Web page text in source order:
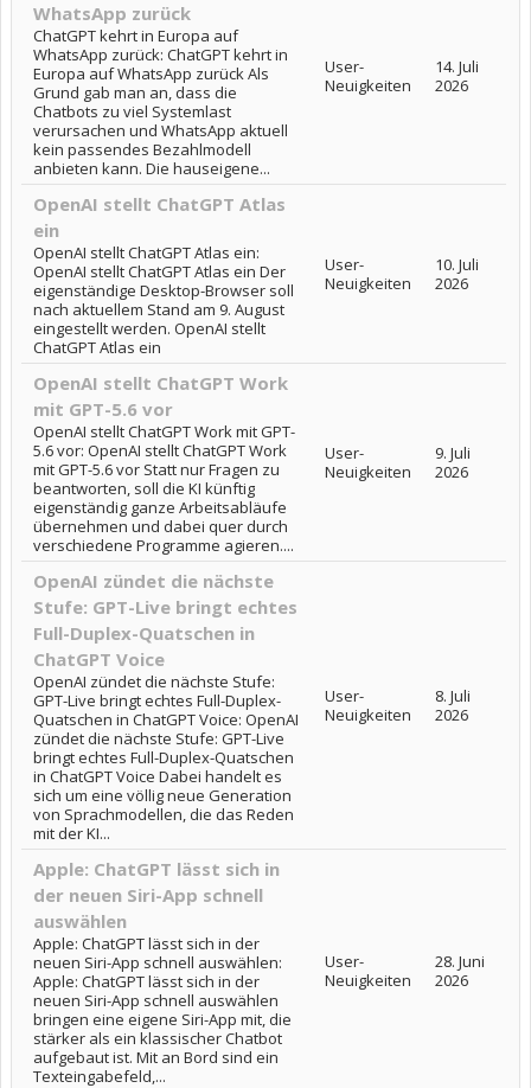
WhatsApp zurück
ChatGPT kehrt in Europa auf
WhatsApp zurück: ChatGPT kehrt in
Europa auf WhatsApp zurück Als
Grund gab man an, dass die
Chatbots zu viel Systemlast
verursachen und WhatsApp aktuell
kein passendes Bezahlmodell
anbieten kann. Die hauseigene...
User-
Neuigkeiten
14. Juli
2026
OpenAI stellt ChatGPT Atlas
ein
OpenAI stellt ChatGPT Atlas ein:
OpenAI stellt ChatGPT Atlas ein Der
eigenständige Desktop-Browser soll
nach aktuellem Stand am 9. August
eingestellt werden. OpenAI stellt
ChatGPT Atlas ein
User-
Neuigkeiten
10. Juli
2026
OpenAI stellt ChatGPT Work
mit GPT-5.6 vor
OpenAI stellt ChatGPT Work mit GPT-
5.6 vor: OpenAI stellt ChatGPT Work
mit GPT-5.6 vor Statt nur Fragen zu
beantworten, soll die KI künftig
eigenständig ganze Arbeitsabläufe
übernehmen und dabei quer durch
verschiedene Programme agieren....
User-
Neuigkeiten
9. Juli
2026
OpenAI zündet die nächste
Stufe: GPT-Live bringt echtes
Full-Duplex-Quatschen in
ChatGPT Voice
OpenAI zündet die nächste Stufe:
GPT-Live bringt echtes Full-Duplex-
Quatschen in ChatGPT Voice: OpenAI
zündet die nächste Stufe: GPT-Live
bringt echtes Full-Duplex-Quatschen
in ChatGPT Voice Dabei handelt es
sich um eine völlig neue Generation
von Sprachmodellen, die das Reden
mit der KI...
User-
Neuigkeiten
8. Juli
2026
Apple: ChatGPT lässt sich in
der neuen Siri-App schnell
auswählen
Apple: ChatGPT lässt sich in der
neuen Siri-App schnell auswählen:
Apple: ChatGPT lässt sich in der
neuen Siri-App schnell auswählen
bringen eine eigene Siri-App mit, die
stärker als ein klassischer Chatbot
aufgebaut ist. Mit an Bord sind ein
Texteingabefeld,...
User-
Neuigkeiten
28. Juni
2026